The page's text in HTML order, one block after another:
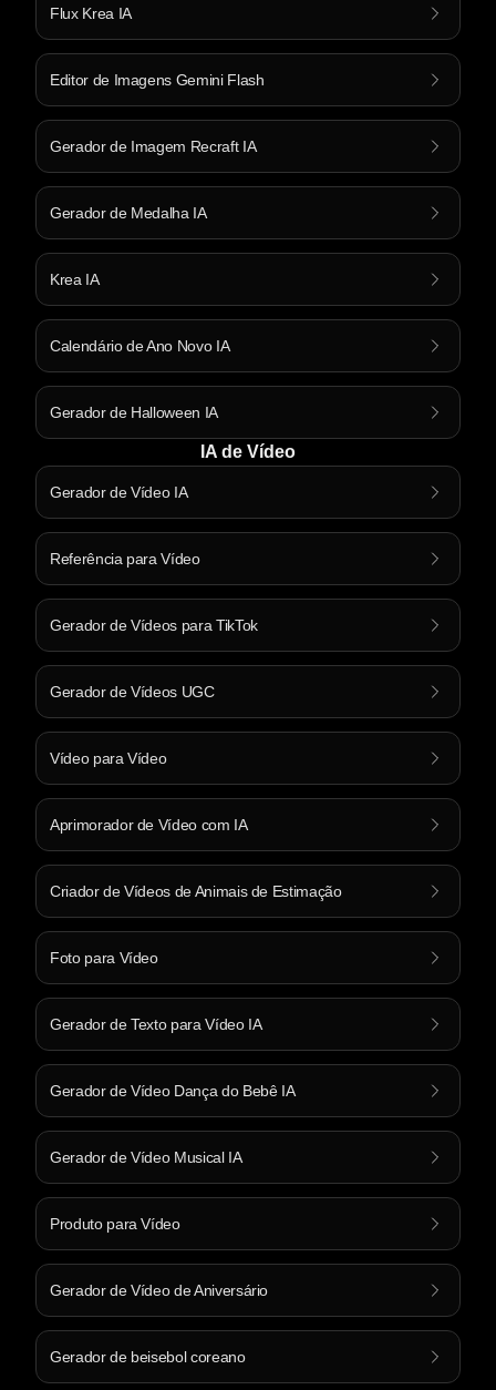
Flux Krea IA
Editor de Imagens Gemini Flash
Gerador de Imagem Recraft IA
Gerador de Medalha IA
Krea IA
Calendário de Ano Novo IA
Gerador de Halloween IA
IA de Vídeo
Gerador de Vídeo IA
Referência para Vídeo
Gerador de Vídeos para TikTok
Gerador de Vídeos UGC
Vídeo para Vídeo
Aprimorador de Vídeo com IA
Criador de Vídeos de Animais de Estimação
Foto para Vídeo
Gerador de Texto para Vídeo IA
Gerador de Vídeo Dança do Bebê IA
Gerador de Vídeo Musical IA
Produto para Vídeo
Gerador de Vídeo de Aniversário
Gerador de beisebol coreano